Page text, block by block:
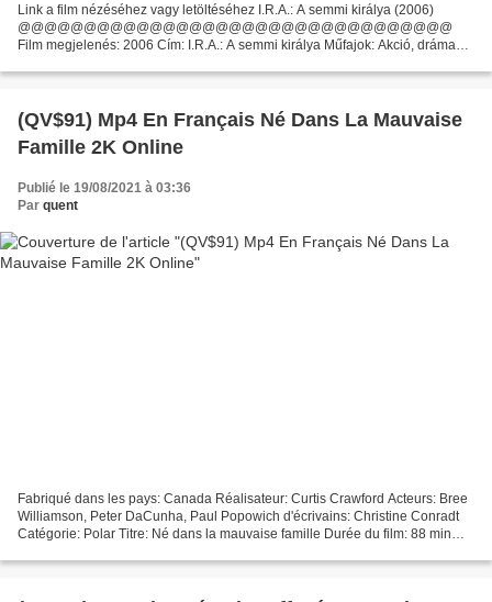
Link a film nézéséhez vagy letöltéséhez I.R.A.: A semmi királya (2006)
@@@@@@@@@@@@@@@@@@@@@@@@@@@@@@@@@
Film megjelenés: 2006 Cím: I.R.A.: A semmi királya Műfajok: Akció, dráma
Carlton...
(QV$91) Mp4 En Français Né Dans La Mauvaise
Famille 2K Online
Publié le 19/08/2021 à 03:36
Par quent
Fabriqué dans les pays: Canada Réalisateur: Curtis Crawford Acteurs: Bree
Williamson, Peter DaCunha, Paul Popowich d'écrivains: Christine Conradt
Catégorie: Polar Titre: Né dans la mauvaise famille Durée du film: 88 min